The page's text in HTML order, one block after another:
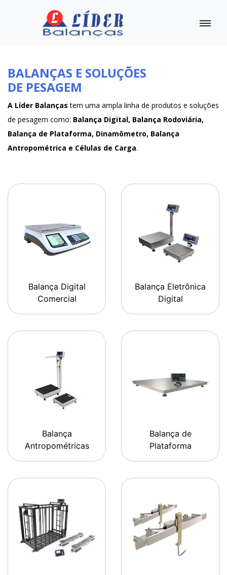
BALANÇAS E SOLUÇÕES
DE PESAGEM
A Líder Balanças tem uma ampla linha de produtos e soluções
de pesagem como: Balança Digital, Balança Rodoviária,
Balança de Plataforma, Dinamômetro, Balança
Antropométrica e Células de Carga.
Balança Digital
Comercial
Balança Eletrônica
Digital
Balança
Antropométricas
Balança de
Plataforma